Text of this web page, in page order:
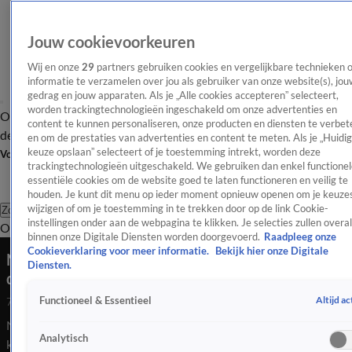
OverzichtAfleveringen Entertainment TV Algemeen
Tip
de redactieNieuwsbrief
Volg Shownieuws
Zoeken
OverzichtEntertainmentSpraakmakendRealityCrimeVideo's
No Way Back VIPS-deelnemers staan
doodsangsten uit na berengeluiden
7 jan 2025, 16:24
Na het succes van het eerste seizoen is No Way Back terug. Dit
keer nemen bekende Nederlanders deel aan de ultieme
Jouw cookievoorkeuren
Wij en onze 29 partners gebruiken cookies en vergelijkbare technieken
informatie te verzamelen over jou als gebruiker van onze website(s),
gedrag en jouw apparaten. Als je „Alle cookies accepteren” selecteert,
worden trackingtechnologieën ingeschakeld om onze advertenties en
content te kunnen personaliseren, onze producten en diensten te
en om de prestaties van advertenties en content te meten. Als je
keuze opslaan” selecteert of je toestemming intrekt, worden deze
trackingtechnologieën uitgeschakeld. We gebruiken dan enkel
essentiële cookies om de website goed te laten functioneren en veilig te
houden. Je kunt dit menu op ieder moment opnieuw openen om je
wijzigen of om je toestemming in te trekken door op de link Cookie-
instellingen onder aan de webpagina te klikken. Je selecties zullen overal
binnen onze Digitale Diensten worden doorgevoerd. Raadpleeg onze
Cookieverklaring voor meer informatie.
Bekijk hier onze Digitale
Diensten.
Functioneel & Essentieel Altijd
Analytisch